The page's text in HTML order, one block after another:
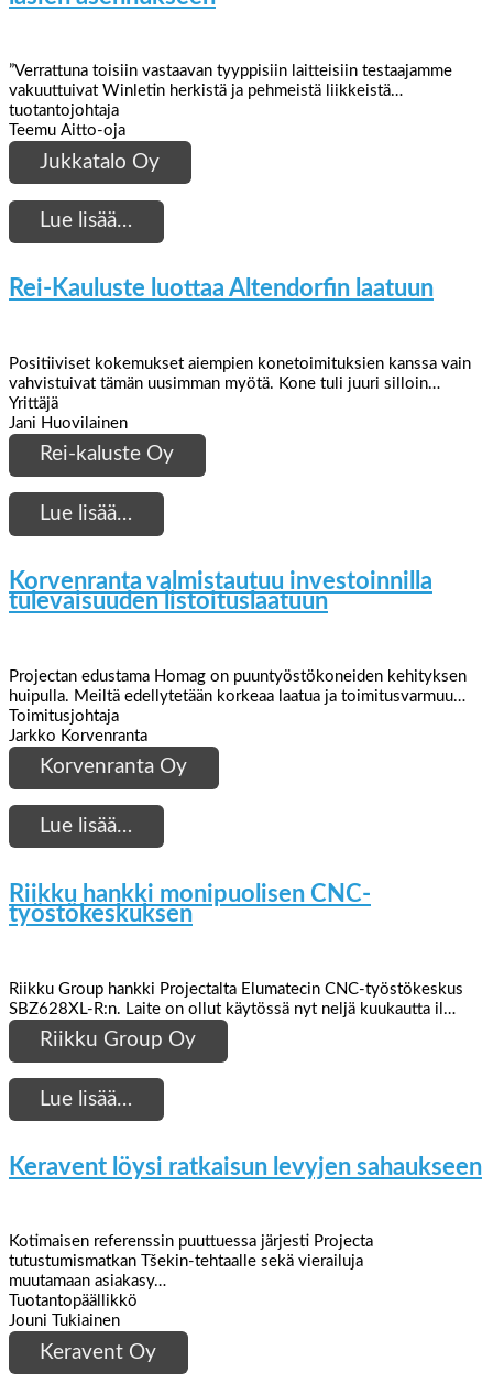
”Verrattuna toisiin vastaavan tyyppisiin laitteisiin testaajamme
vakuuttuivat Winletin herkistä ja pehmeistä liikkeistä…
tuotantojohtaja
Teemu Aitto-oja
Jukkatalo Oy
Lue lisää…
Rei-Kauluste luottaa Altendorfin laatuun
Positiiviset kokemukset aiempien konetoimituksien kanssa vain
vahvistuivat tämän uusimman myötä. Kone tuli juuri silloin…
Yrittäjä
Jani Huovilainen
Rei-kaluste Oy
Lue lisää…
Korvenranta valmistautuu investoinnilla
tulevaisuuden listoituslaatuun
Projectan edustama Homag on puuntyöstökoneiden kehityksen
huipulla. Meiltä edellytetään korkeaa laatua ja toimitusvarmuu…
Toimitusjohtaja
Jarkko Korvenranta
Korvenranta Oy
Lue lisää…
Riikku hankki monipuolisen CNC-
työstökeskuksen
Riikku Group hankki Projectalta Elumatecin CNC-työstökeskus
SBZ628XL-R:n. Laite on ollut käytössä nyt neljä kuukautta il…
Riikku Group Oy
Lue lisää…
Keravent löysi ratkaisun levyjen sahaukseen
Kotimaisen referenssin puuttuessa järjesti Projecta
tutustumismatkan Tšekin-tehtaalle sekä vierailuja
muutamaan asiakasy…
Tuotantopäällikkö
Jouni Tukiainen
Keravent Oy